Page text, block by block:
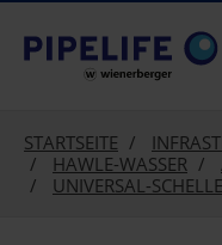
text.skipToContent
text.skipToNavigation
STARTSEITE
HAWLE-WASSER
UNIVERSAL-SCHELLE